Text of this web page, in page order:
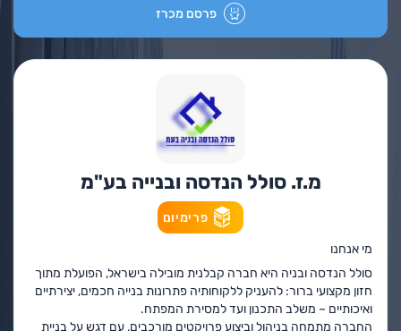
פרסם מכרז
מ.ז. סולל הנדסה ובנייה בע"מ
פרימיום
מי אנחנו
סולל הנדסה ובניה היא חברה קבלנית מובילה בישראל, הפועלת מתוך
חזון מקצועי ברור: להעניק ללקוחותיה פתרונות בנייה חכמים, יצירתיים
ואיכותיים – משלב התכנון ועד למסירת המפתח.
החברה מתמחה בניהול וביצוע פרויקטים מורכבים, עם דגש על בניית